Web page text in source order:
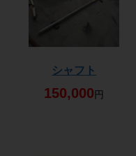
シャフト
150,000 円